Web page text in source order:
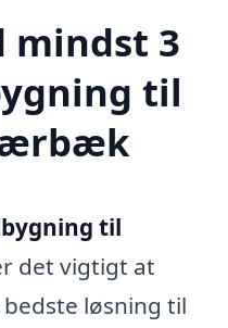
3
til
til
det vigtigt at
løsning til